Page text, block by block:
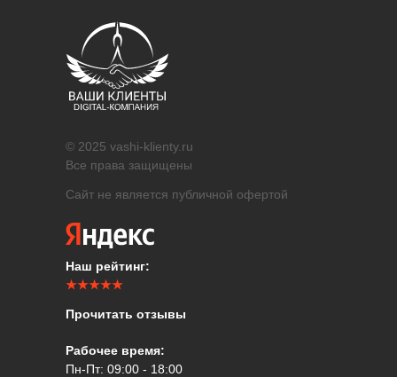
Наш рейтинг:
★★★★★
Прочитать отзывы
Сайт не является публичной офертой
© 2025 vashi-klienty.ru
Все права защищены
Рабочее время:
Пн-Пт: 09:00 - 18:00